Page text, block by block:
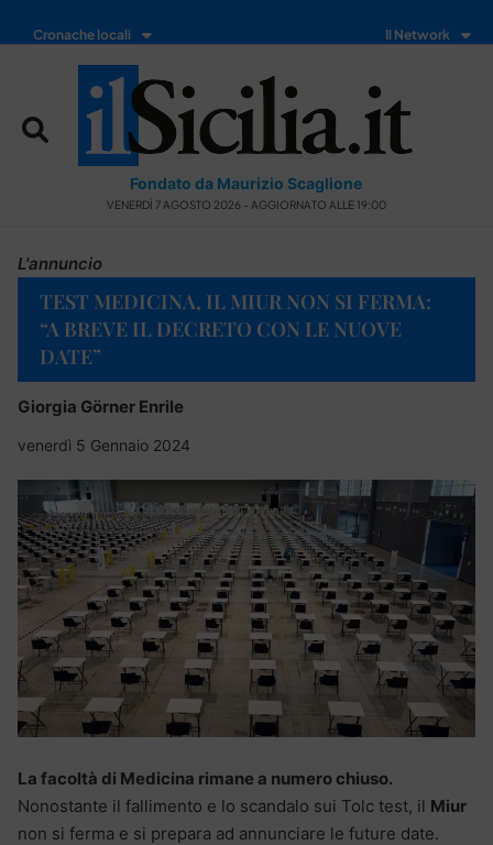
Cronache locali Il Network
Fondato da Maurizio Scaglione
VENERDÌ 7 AGOSTO 2026 - AGGIORNATO ALLE 19:00
L'annuncio
TEST MEDICINA, IL MIUR NON SI FERMA:
“A BREVE IL DECRETO CON LE NUOVE
DATE”
Giorgia Görner Enrile
venerdì 5 Gennaio 2024
La facoltà di Medicina rimane a numero chiuso.
Nonostante il fallimento e lo scandalo sui Tolc test, il Miur
non si ferma e si prepara ad annunciare le future date.